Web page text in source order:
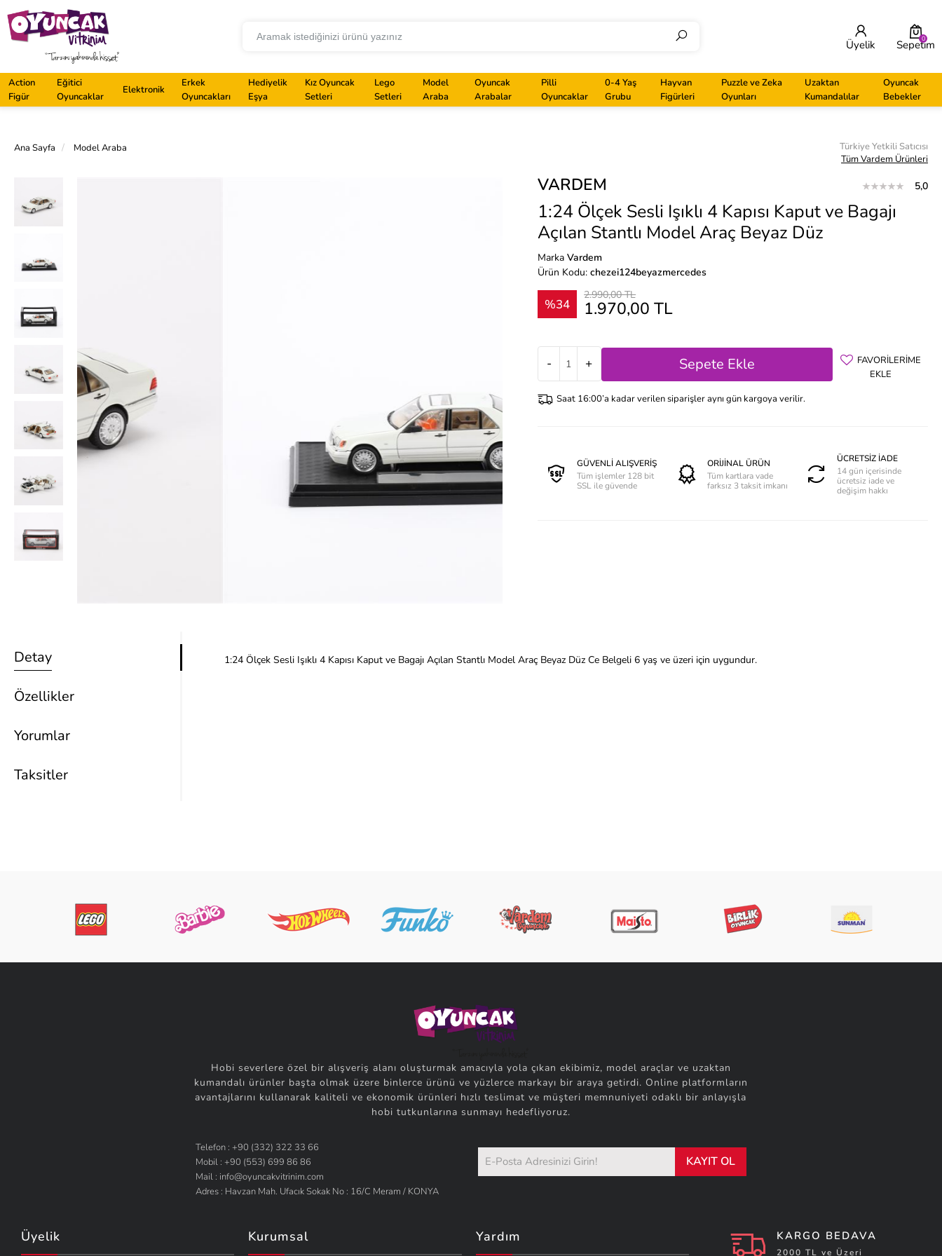
0
Sepetim
Üyelik
Action
Figür
Eğitici
Oyuncaklar
Elektronik
Erkek
Oyuncakları
Hediyelik
Eşya
Kız Oyuncak
Setleri
Lego
Setleri
Model
Araba
Oyuncak
Arabalar
Pilli
Oyuncaklar
0-4 Yaş
Grubu
Hayvan
Figürleri
Puzzle ve Zeka
Oyunları
Uzaktan
Kumandalılar
Oyuncak
Bebekler
Ana Sayfa Model Araba
Türkiye Yetkili Satıcısı
Tüm Vardem Ürünleri
VARDEM 5,0
1:24 Ölçek Sesli Işıklı 4 Kapısı Kaput ve Bagajı
Açılan Stantlı Model Araç Beyaz Düz
MarkaVardem
Ürün Kodu:chezei124beyazmercedes
%34
2.990,00 TL
1.970,00 TL
- + Sepete Ekle
FAVORİLERİME
EKLE
Saat 16:00’a kadar verilen siparişler aynı gün kargoya verilir.
GÜVENLİ ALIŞVERİŞ
Tüm işlemler 128 bit
SSL ile güvende
ORİJİNAL ÜRÜN
Tüm kartlara vade
farksız 3 taksit imkanı
ÜCRETSİZ İADE
14 gün içerisinde
ücretsiz iade ve
değişim hakkı
Detay
Özellikler
Yorumlar
Taksitler
1:24 Ölçek Sesli Işıklı 4 Kapısı Kaput ve Bagajı Açılan Stantlı Model Araç Beyaz Düz Ce Belgeli 6 yaş ve üzeri için uygundur.
Hobi severlere özel bir alışveriş alanı oluşturmak amacıyla yola çıkan ekibimiz, model araçlar ve uzaktan
kumandalı ürünler başta olmak üzere binlerce ürünü ve yüzlerce markayı bir araya getirdi. Online platformların
avantajlarını kullanarak kaliteli ve ekonomik ürünleri hızlı teslimat ve müşteri memnuniyeti odaklı bir anlayışla
hobi tutkunlarına sunmayı hedefliyoruz.
Telefon : +90 (332) 322 33 66
Mobil : +90 (553) 699 86 86
Mail : info@oyuncakvitrinim.com
Adres : Havzan Mah. Ufacık Sokak No : 16/C Meram / KONYA
KAYIT OL
Üyelik Kurumsal Yardım KARGO BEDAVA
2000 TL ve Üzeri